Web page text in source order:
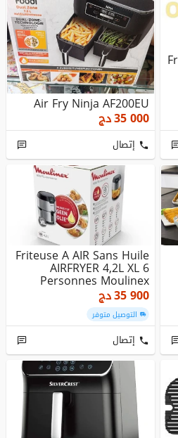
Air Fry Ninja AF200EU
35 000دج
إتصال
Friteuse A AIR Sans Huile
AIRFRYER 4,2L XL 6
Personnes Moulinex
Digit...
35 900دج
التوصيل متوفر
إتصال